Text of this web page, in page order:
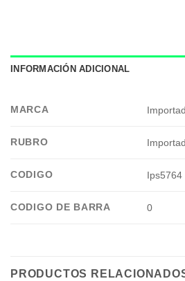
INFORMACIÓN ADICIONAL
MARCA
RUBRO
CODIGO Ips5764
CODIGO DE BARRA 0
PRODUCTOS